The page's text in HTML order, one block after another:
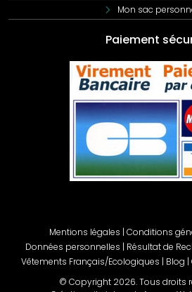
Mon sac
Paiement
Mentions légales | Conditions
Données personnelles | Résultat de
Vêtements Français/Ecologiques | Blog |
© Copyright 2026. Tous droits